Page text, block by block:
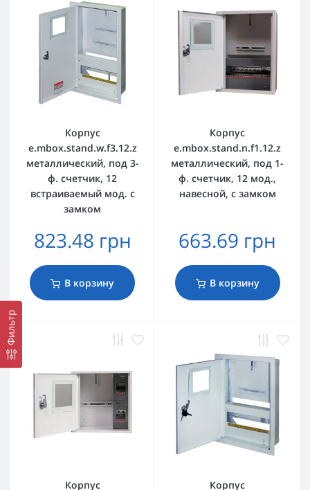
Фильтр
Корпус
e.mbox.stand.w.f3.12.z
металлический, под 3-
ф. счетчик, 12
встраиваемый мод. с
замком
823.48 грн
В корзину
Корпус
e.mbox.stand.n.f1.12.z
металлический, под 1-
ф. счетчик, 12 мод.,
навесной, с замком
663.69 грн
В корзину
Корпус
Корпус